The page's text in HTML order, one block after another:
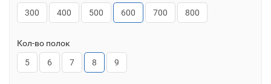
300
400 500 600 700 800
Кол-во полок
5
6 7 8 9